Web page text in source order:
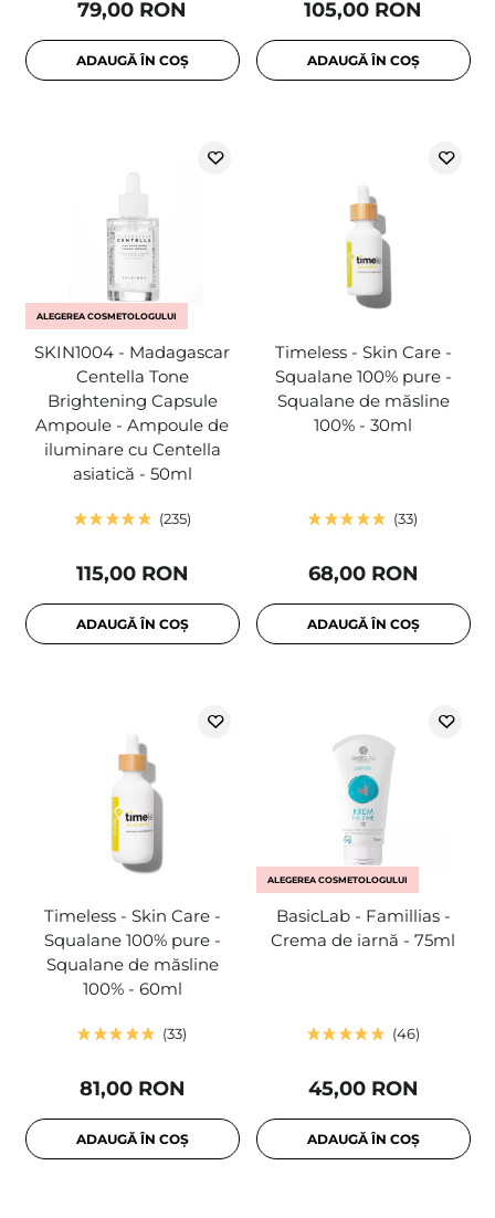
79,00 RON
ADAUGĂ ÎN COȘ
105,00 RON
ADAUGĂ ÎN COȘ
ALEGEREA COSMETOLOGULUI
SKIN1004 - Madagascar
Centella Tone
Brightening Capsule
Ampoule - Ampoule de
iluminare cu Centella
asiatică - 50ml
235
115,00 RON
ADAUGĂ ÎN COȘ
Timeless - Skin Care -
Squalane 100% pure -
Squalane de măsline
100% - 30ml
33
68,00 RON
ADAUGĂ ÎN COȘ
Timeless - Skin Care -
Squalane 100% pure -
Squalane de măsline
100% - 60ml
33
81,00 RON
ADAUGĂ ÎN COȘ
ALEGEREA COSMETOLOGULUI
BasicLab - Famillias -
Crema de iarnă - 75ml
46
45,00 RON
ADAUGĂ ÎN COȘ